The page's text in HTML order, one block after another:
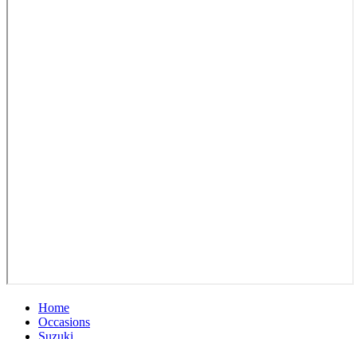
Home
Occasions
Suzuki